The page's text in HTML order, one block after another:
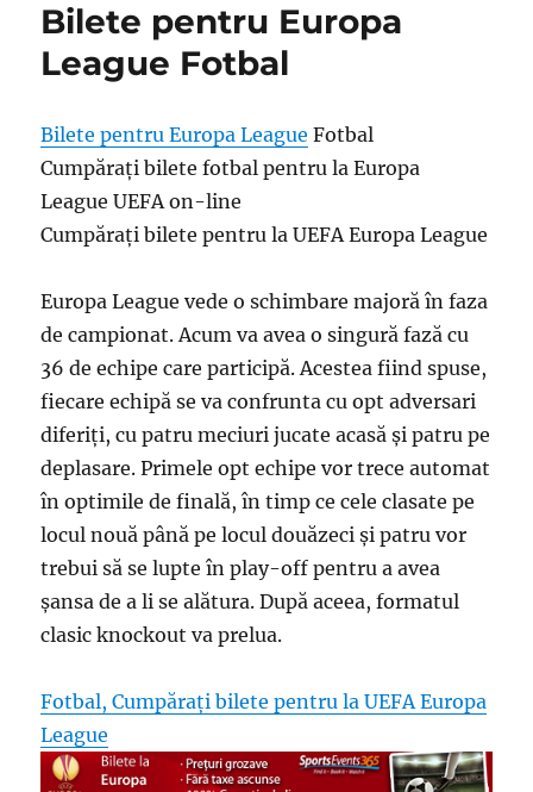
Bilete pentru Europa
League Fotbal
Bilete pentru Europa League Fotbal
Cumpărați bilete fotbal pentru la Europa
League UEFA on-line
Cumpărați bilete pentru la UEFA Europa League
Europa League vede o schimbare majoră în faza
de campionat. Acum va avea o singură fază cu
36 de echipe care participă. Acestea fiind spuse,
fiecare echipă se va confrunta cu opt adversari
diferiți, cu patru meciuri jucate acasă și patru pe
deplasare. Primele opt echipe vor trece automat
în optimile de finală, în timp ce cele clasate pe
locul nouă până pe locul douăzeci și patru vor
trebui să se lupte în play-off pentru a avea
șansa de a li se alătura. După aceea, formatul
clasic knockout va prelua.
Fotbal, Cumpărați bilete pentru la UEFA Europa
League